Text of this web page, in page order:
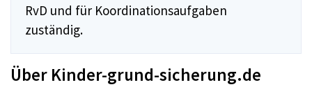
RvD und für Koordinationsaufgaben
zuständig.
Über Kinder-grund-sicherung.de